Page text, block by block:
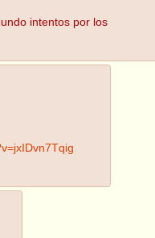
intentos por los